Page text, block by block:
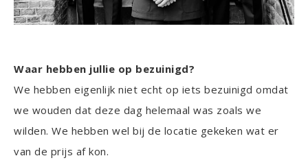
Waar hebben jullie op bezuinigd?
We hebben eigenlijk niet echt op iets bezuinigd omdat
we wouden dat deze dag helemaal was zoals we
wilden. We hebben wel bij de locatie gekeken wat er
van de prijs af kon.